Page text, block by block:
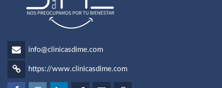
info@clinicasdime.com
https://www.clinicasdime.com